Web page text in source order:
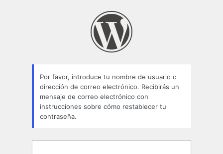
Por favor, introduce tu nombre de usuario o
dirección de correo electrónico. Recibirás un
mensaje de correo electrónico con
instrucciones sobre cómo restablecer tu
contraseña.